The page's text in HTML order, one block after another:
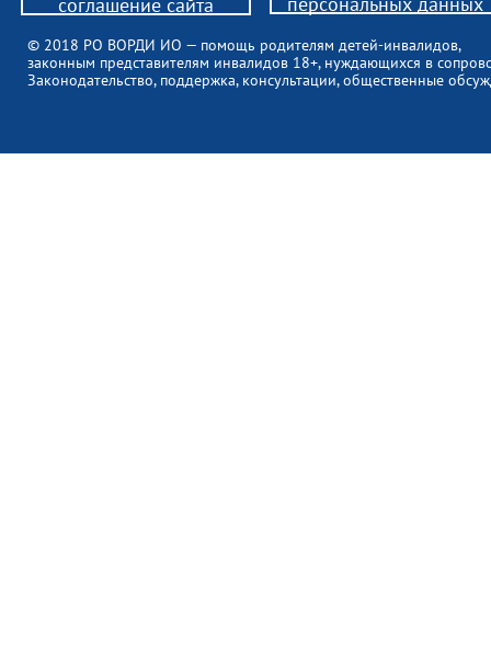
© 2018 РО ВОРДИ ИО — помощь родителям детей-инвалидов,
законным представителям инвалидов 18+, нуждающихся в
Законодательство, поддержка, консультации, общественные